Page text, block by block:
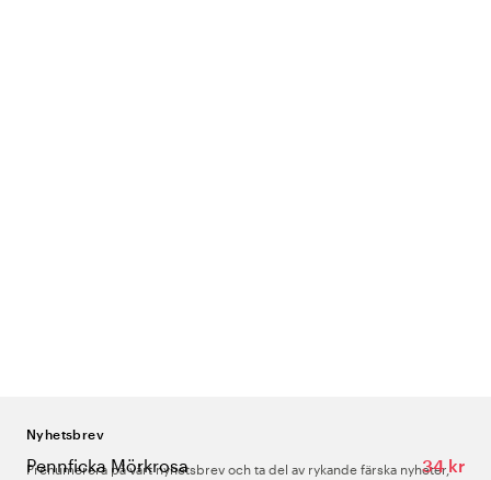
Pennficka Mörkrosa
34 kr
Nyhetsbrev
Prenumerera på vårt nyhetsbrev och ta del av rykande färska nyheter,